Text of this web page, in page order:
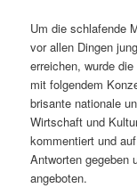
Um die schlafende
vor allen Dingen
erreichen, wurde
mit folgendem
brisante nationale
Wirtschaft und
kommentiert und
Antworten gegeben
angeboten.